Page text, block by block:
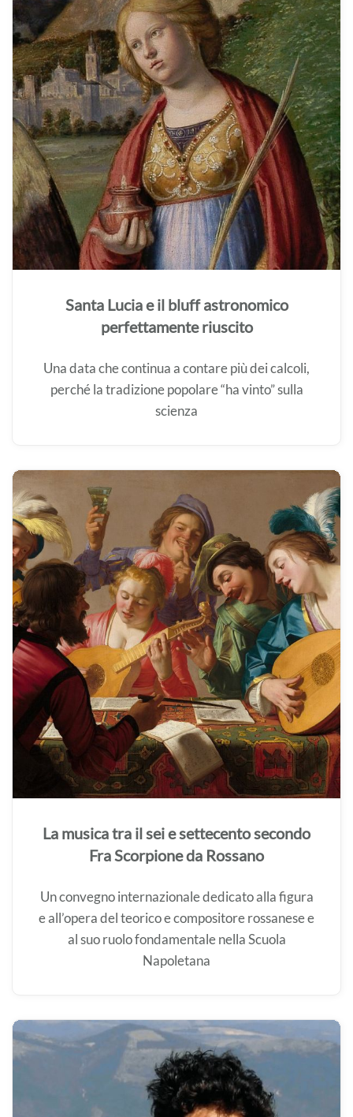
Santa Lucia e il bluff astronomico
perfettamente riuscito
Una data che continua a contare più dei calcoli,
perché la tradizione popolare “ha vinto” sulla
scienza
La musica tra il sei e settecento secondo
Fra Scorpione da Rossano
Un convegno internazionale dedicato alla figura
e all’opera del teorico e compositore rossanese e
al suo ruolo fondamentale nella Scuola
Napoletana